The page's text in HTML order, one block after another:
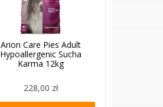
Arion Care Pies Adult
Hypoallergenic Sucha
Karma 12kg
228,00 zł